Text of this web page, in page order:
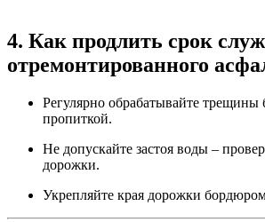
4. Как продлить срок
отремонтированного
Регулярно обрабатывайте трещины
пропиткой.
Не допускайте застоя воды –
дорожки.
Укрепляйте края дорожки